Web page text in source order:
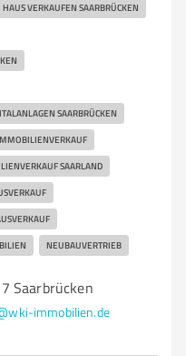
HAUS VERKAUFEN SAARBRÜCKEN
SAARBRÜCKEN
SAARLAND
NEUBAUVERTRIEB
Saarbrücken
immobilien.de